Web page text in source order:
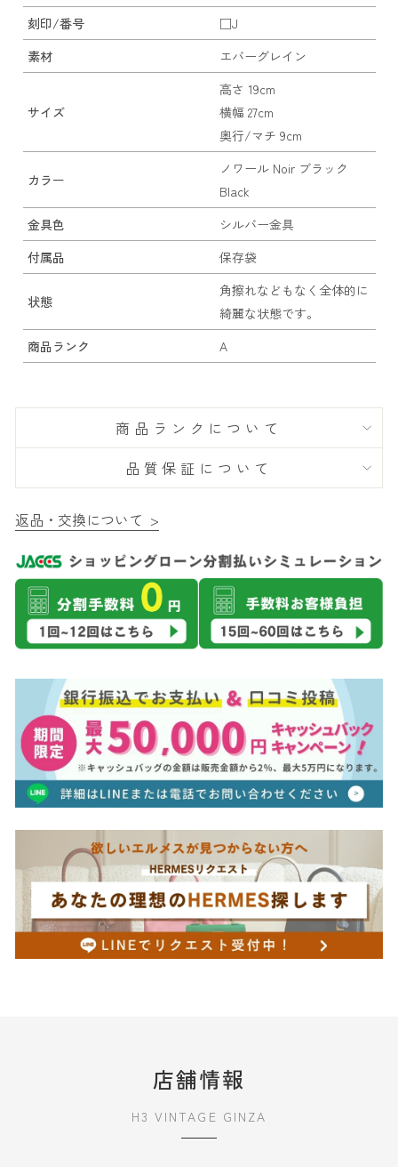
刻印/番号
□J
素材
エバーグレイン
サイズ
高さ 19cm
横幅 27cm
奥行/マチ 9cm
カラー
ノワール Noir ブラック
Black
金具色
シルバー金具
付属品
保存袋
状態
角擦れなどもなく全体的に
綺麗な状態です。
商品ランク
A
商品ランクについて
品質保証について
返品・交換について >
店舗情報
H3 VINTAGE GINZA